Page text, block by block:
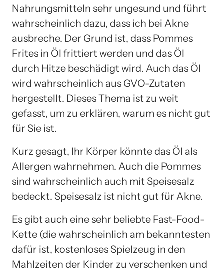
Nahrungsmitteln sehr ungesund und führt
wahrscheinlich dazu, dass ich bei Akne
ausbreche. Der Grund ist, dass Pommes
Frites in Öl frittiert werden und das Öl
durch Hitze beschädigt wird. Auch das Öl
wird wahrscheinlich aus GVO-Zutaten
hergestellt. Dieses Thema ist zu weit
gefasst, um zu erklären, warum es nicht gut
für Sie ist.
Kurz gesagt, Ihr Körper könnte das Öl als
Allergen wahrnehmen. Auch die Pommes
sind wahrscheinlich auch mit Speisesalz
bedeckt. Speisesalz ist nicht gut für Akne.
Es gibt auch eine sehr beliebte Fast-Food-
Kette (die wahrscheinlich am bekanntesten
dafür ist, kostenloses Spielzeug in den
Mahlzeiten der Kinder zu verschenken und